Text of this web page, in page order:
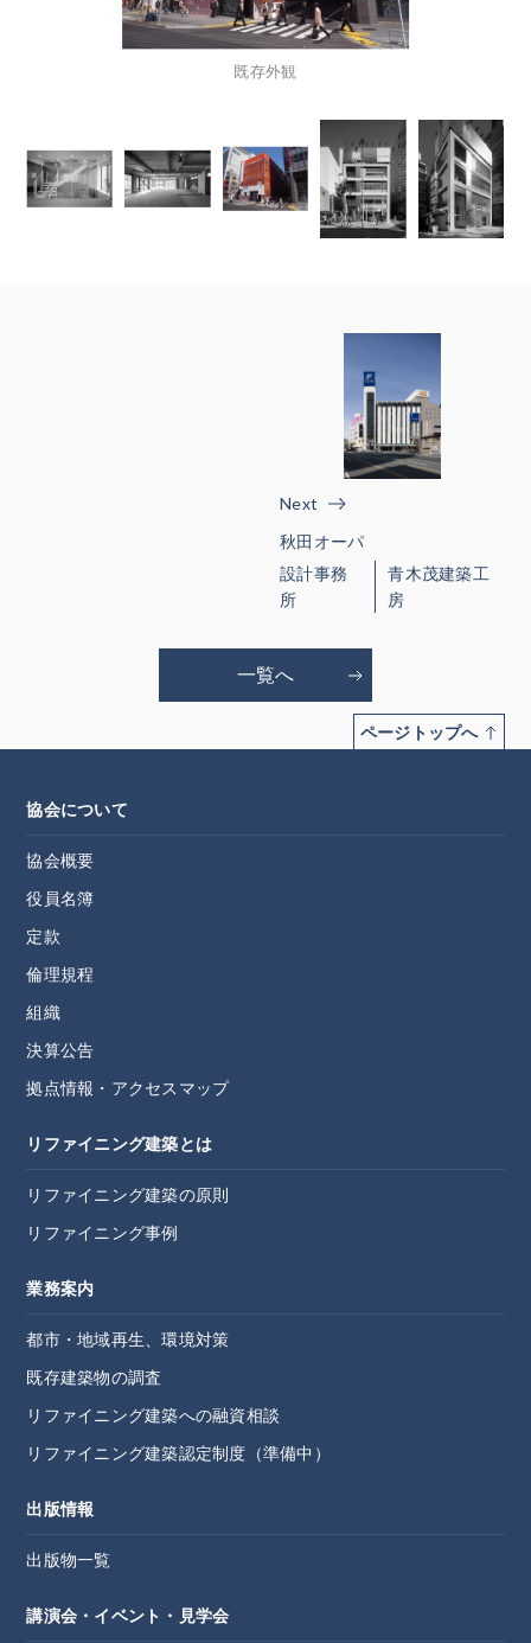
既存外観
Next
秋田オーパ
設計事務
所
青木茂建築工
房
一覧へ
ページトップへ
協会について
協会概要
役員名簿
定款
倫理規程
組織
決算公告
拠点情報・アクセスマップ
リファイニング建築とは
リファイニング建築の原則
リファイニング事例
業務案内
都市・地域再生、環境対策
既存建築物の調査
リファイニング建築への融資相談
リファイニング建築認定制度（準備中）
出版情報
出版物一覧
講演会・イベント・見学会